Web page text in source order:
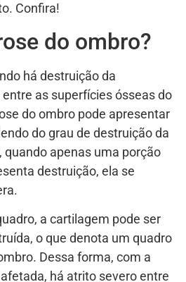
Confira!
do ombro?
há destruição da
as superfícies ósseas do
do ombro pode apresentar
do grau de destruição da
apenas uma porção
destruição, ela se
a cartilagem pode ser
o que denota um quadro
Dessa forma, com a
há atrito severo entre